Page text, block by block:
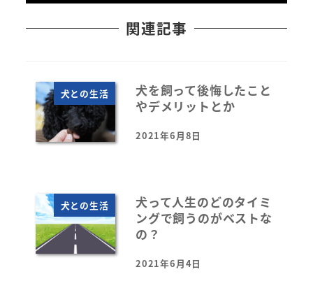
関連記事
犬との生活
犬を飼って後悔したこと
やデメリットとか
投稿日
2021年6月8日
犬との生活
犬って人生のどのタイミ
ングで飼うのがベストな
の？
投稿日
2021年6月4日